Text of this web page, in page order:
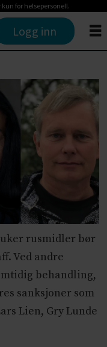
for helsepersonell.
Logg inn
rusmidler bør
Ved andre
behandling,
sanksjoner som
Lien, Gry Lunde